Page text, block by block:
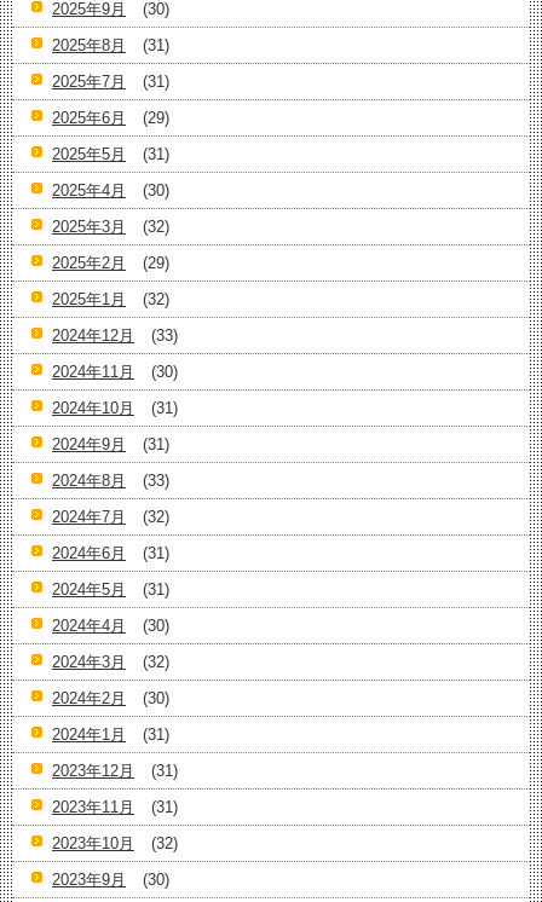
2025年9月
(30)
2025年8月
(31)
2025年7月
(31)
2025年6月
(29)
2025年5月
(31)
2025年4月
(30)
2025年3月
(32)
2025年2月
(29)
2025年1月
(32)
2024年12月
(33)
2024年11月
(30)
2024年10月
(31)
2024年9月
(31)
2024年8月
(33)
2024年7月
(32)
2024年6月
(31)
2024年5月
(31)
2024年4月
(30)
2024年3月
(32)
2024年2月
(30)
2024年1月
(31)
2023年12月
(31)
2023年11月
(31)
2023年10月
(32)
2023年9月
(30)